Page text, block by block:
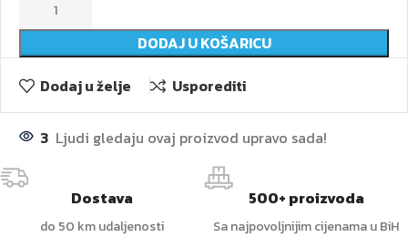
DODAJ U KOŠARICU
Dodaj u želje
Usporediti
3 Ljudi gledaju ovaj proizvod upravo sada!
Dostava
do 50 km udaljenosti
500+ proizvoda
Sa najpovoljnijim cijenama u BiH